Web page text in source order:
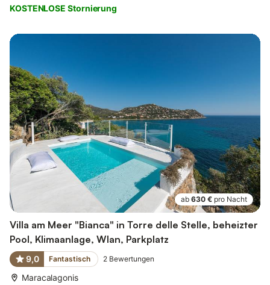
KOSTENLOSE Stornierung
ab 630 € pro Nacht
Villa am Meer "Bianca" in Torre delle Stelle, beheizter
Pool, Klimaanlage, Wlan, Parkplatz
9,0 Fantastisch 2 Bewertungen
Maracalagonis